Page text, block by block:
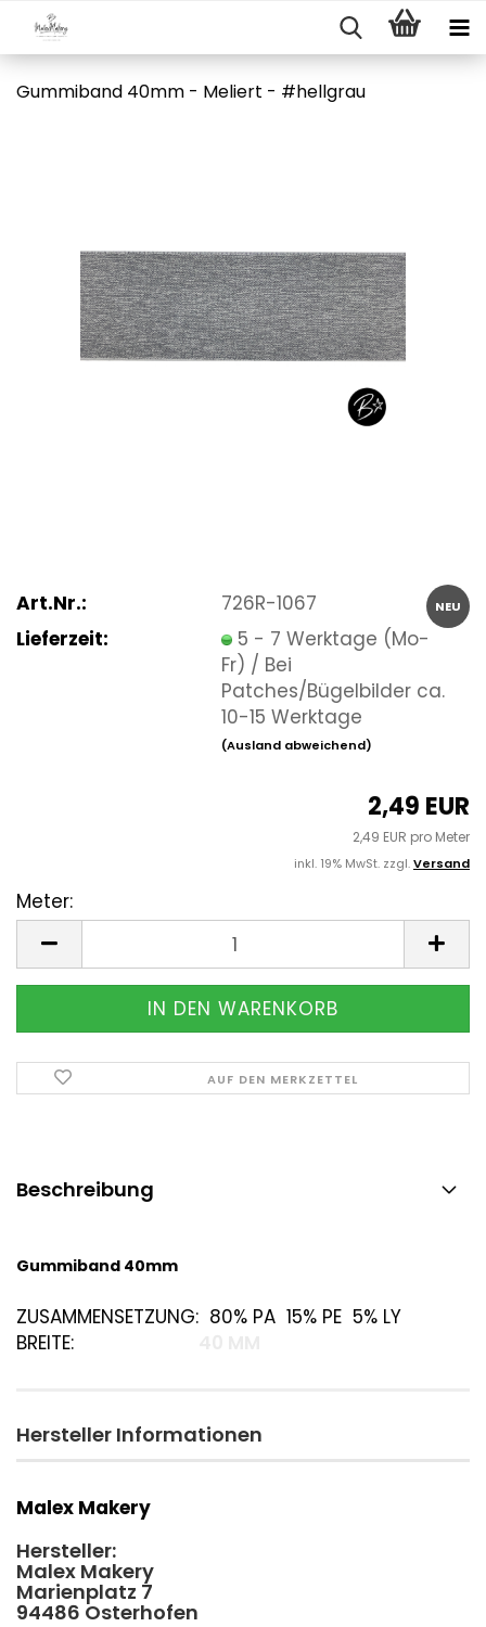
Gummiband 40mm - Meliert - #hellgrau
NEU
Art.Nr.:
726R-1067
Lieferzeit:
5 - 7 Werktage (Mo-
Fr) / Bei
Patches/Bügelbilder ca.
10-15 Werktage
(Ausland abweichend)
2,49 EUR
2,49 EUR pro Meter
inkl. 19% MwSt. zzgl.Versand
Meter:
AUF DEN MERKZETTEL
Beschreibung
Gummiband 40mm
ZUSAMMENSETZUNG: 80% PA 15% PE 5% LY
BREITE:
Hersteller Informationen
Malex Makery
Hersteller:
Malex Makery
Marienplatz 7
94486 Osterhofen